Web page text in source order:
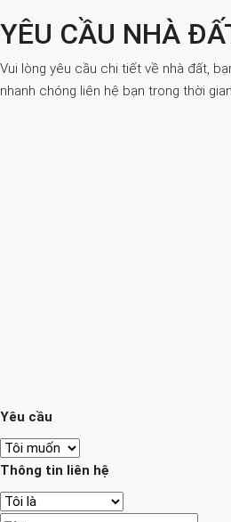
YÊU CẦU NHÀ
Vui lòng yêu cầu chi tiết về nhà đất,
nhanh chóng liên hệ bạn trong thời
Yêu cầu
Thông tin liên hệ